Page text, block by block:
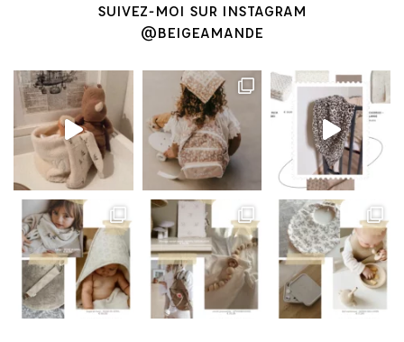
SUIVEZ-MOI SUR INSTAGRAM
@BEIGEAMANDE